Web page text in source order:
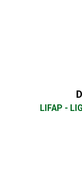
LIFAP -